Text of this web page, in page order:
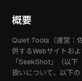
概要
Quiet Tools（運営：
供するWebサイトお
「SeekShot」（以
扱いについて、以下の